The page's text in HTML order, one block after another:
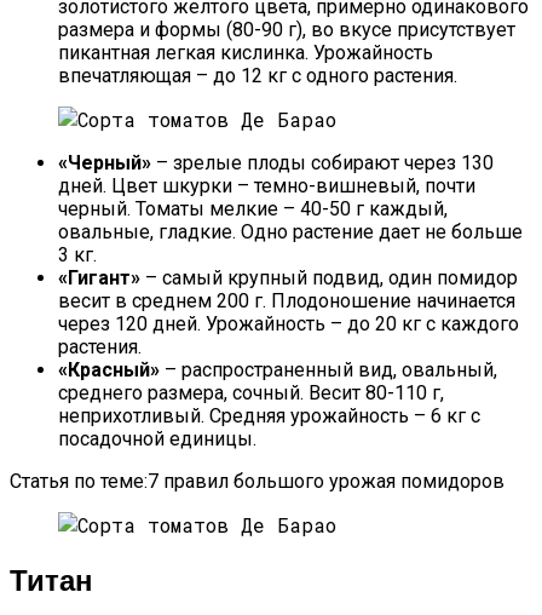
золотистого желтого цвета, примерно одинакового
размера и формы (80-90 г), во вкусе присутствует
пикантная легкая кислинка. Урожайность
впечатляющая – до 12 кг с одного растения.
«Черный» – зрелые плоды собирают через 130
дней. Цвет шкурки – темно-вишневый, почти
черный. Томаты мелкие – 40-50 г каждый,
овальные, гладкие. Одно растение дает не больше
3 кг.
«Гигант» – самый крупный подвид, один помидор
весит в среднем 200 г. Плодоношение начинается
через 120 дней. Урожайность – до 20 кг с каждого
растения.
«Красный» – распространенный вид, овальный,
среднего размера, сочный. Весит 80-110 г,
неприхотливый. Средняя урожайность – 6 кг с
посадочной единицы.
Статья по теме:7 правил большого урожая помидоров
Титан